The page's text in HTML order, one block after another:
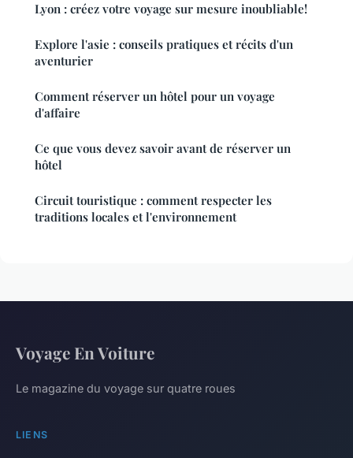
Lyon : créez votre voyage sur mesure inoubliable!
Explore l'asie : conseils pratiques et récits d'un
aventurier
Comment réserver un hôtel pour un voyage
d'affaire
Ce que vous devez savoir avant de réserver un
hôtel
Circuit touristique : comment respecter les
traditions locales et l'environnement
Voyage En Voiture
Le magazine du voyage sur quatre roues
LIENS